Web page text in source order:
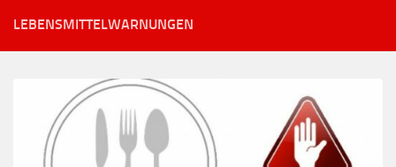
LEBENSMITTELWARNUNGEN